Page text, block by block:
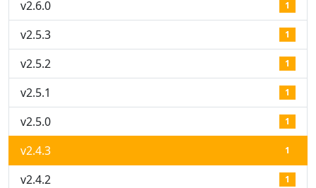
v2.6.0 1
v2.5.3 1
v2.5.2 1
v2.5.1 1
v2.5.0 1
v2.4.3 1
v2.4.2 1